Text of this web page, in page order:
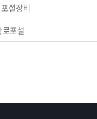
설장비
로포설